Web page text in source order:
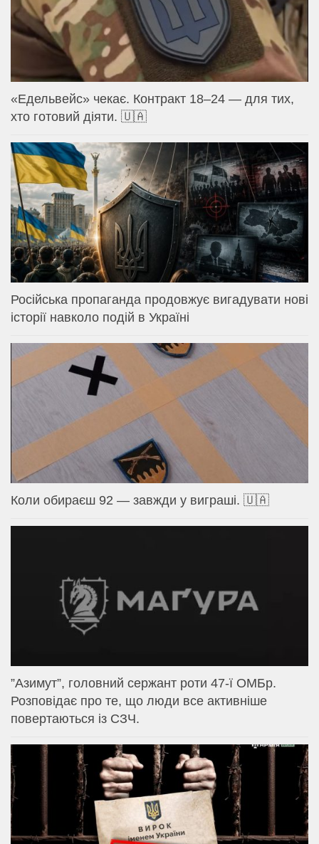
«Едельвейс» чекає. Контракт 18–24 — для тих,
хто готовий діяти. 🇺🇦
Російська пропаганда продовжує вигадувати нові
історії навколо подій в Україні
Коли обираєш 92 — завжди у виграші. 🇺🇦
⁨”Азимут”, головний сержант роти 47-ї ОМБр.
Розповідає про те, що люди все активніше
повертаються із СЗЧ.